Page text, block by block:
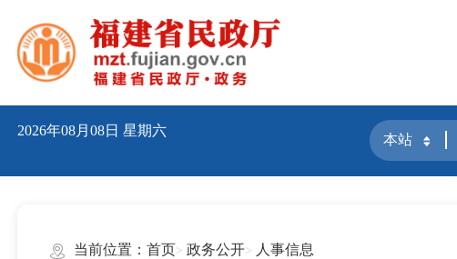
2026年08月08日 星期六
当前位置： 首页 政务公开 人事信息